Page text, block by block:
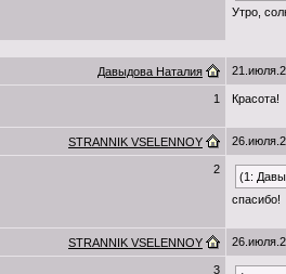
Утро,
Давыдова Наталия
1 Красота!
STRANNIK VSELENNOY
2
(1:
спасибо!
STRANNIK VSELENNOY
3